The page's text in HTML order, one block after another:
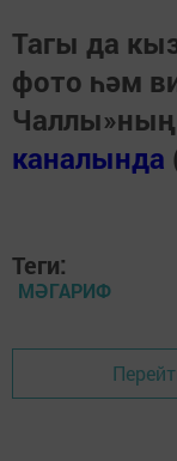
Тагы да
фото һәм
Чаллы»ның
каналында
Теги:
МӘГАРИФ